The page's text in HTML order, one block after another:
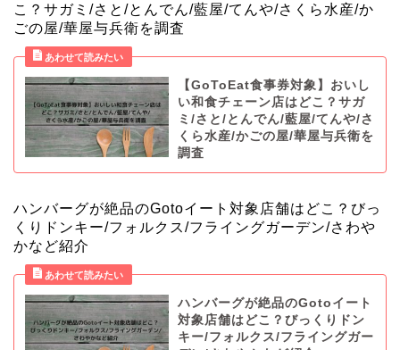
こ？サガミ/さと/とんでん/藍屋/てんや/さくら水産/か
ごの屋/華屋与兵衛を調査
【GoToEat食事券対象】おいし
い和食チェーン店はどこ？サガ
ミ/さと/とんでん/藍屋/てんや/さ
くら水産/かごの屋/華屋与兵衛を
調査
ハンバーグが絶品のGotoイート対象店舗はどこ？びっ
くりドンキー/フォルクス/フライングガーデン/さわや
かなど紹介
ハンバーグが絶品のGotoイート
対象店舗はどこ？びっくりドン
キー/フォルクス/フライングガー